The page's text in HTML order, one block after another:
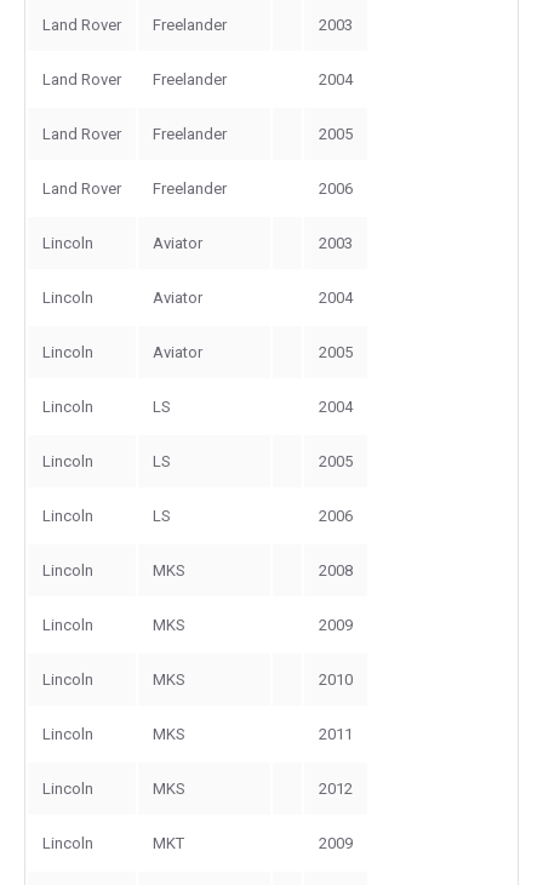
Land Rover Freelander 2003
Land Rover Freelander 2004
Land Rover Freelander 2005
Land Rover Freelander 2006
Lincoln Aviator 2003
Lincoln Aviator 2004
Lincoln Aviator 2005
Lincoln LS 2004
Lincoln LS 2005
Lincoln LS 2006
Lincoln MKS 2008
Lincoln MKS 2009
Lincoln MKS 2010
Lincoln MKS 2011
Lincoln MKS 2012
Lincoln MKT 2009